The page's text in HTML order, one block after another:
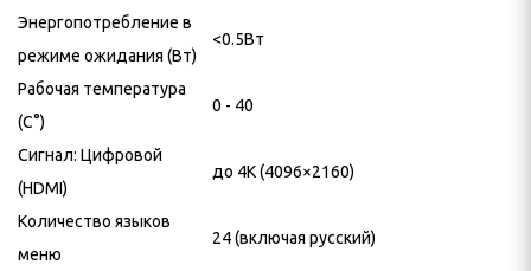
Энергопотребление в
режиме ожидания (Вт)
<0.5Вт
Рабочая температура
(C°)
0 - 40
Сигнал: Цифровой
(HDMI)
до 4K (4096×2160)
Количество языков
меню
24 (включая русский)